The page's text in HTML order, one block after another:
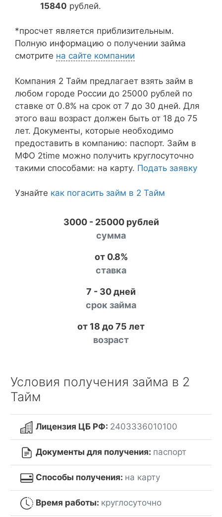
15840 рублей.
*просчет является приблизительным.
Полную информацию о получении займа
смотрите на сайте компании
Компания 2 Тайм предлагает взять займ в
любом городе России до 25000 рублей по
ставке от 0.8% на срок от 7 до 30 дней. Для
этого ваш возраст должен быть от 18 до 75
лет. Документы, которые необходимо
предоставить в компанию: паспорт. Займ в
МФО 2time можно получить круглосуточно
такими способами: на карту. Подать заявку
Узнайте как погасить займ в 2 Тайм
3000 - 25000 рублей
сумма
от 0.8%
ставка
7 - 30 дней
срок займа
от 18 до 75 лет
возраст
Условия получения займа в 2
Тайм
Лицензия ЦБ РФ: 2403336010100
Документы для получения: паспорт
Способы получения: на карту
Время работы: круглосуточно